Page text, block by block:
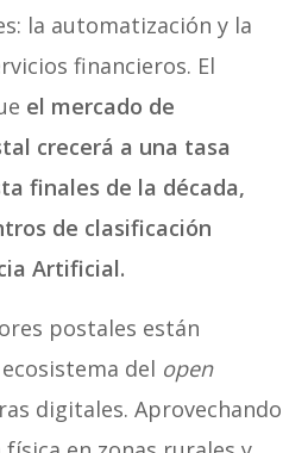
la automatización y la
financieros. El
el mercado de
crecerá a una tasa
finales de la década,
de clasificación
Artificial.
postales están
del open
digitales. Aprovechando